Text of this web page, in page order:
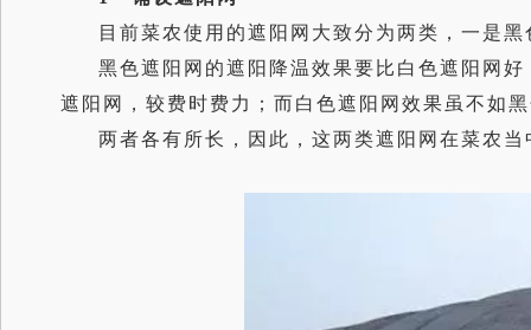
目前菜农使用的遮阳网大致分为两类，一是
黑色遮阳网的遮阳降温效果要比白色遮阳网
遮阳网，较费时费力；而白色遮阳网效果虽不如
两者各有所长，因此，这两类遮阳网在菜农